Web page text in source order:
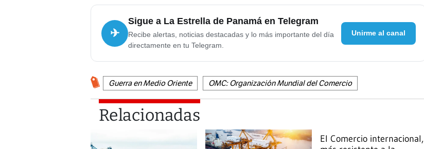
✈
Sigue a La Estrella de Panamá en Telegram
Recibe alertas, noticias destacadas y lo más importante del día
directamente en tu Telegram.
Unirme al canal
Guerra en Medio Oriente OMC: Organización Mundial del Comercio
Relacionadas
El Comercio internacional,